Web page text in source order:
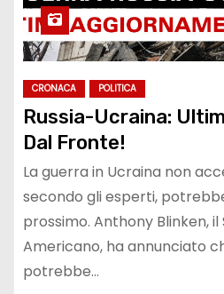
CRONACA POLITICA
Russia-Ucraina:
Dal Fronte!
La guerra in Ucraina non
secondo gli esperti,
prossimo. Anthony Blinken,
Americano, ha annunciato
potrebbe…